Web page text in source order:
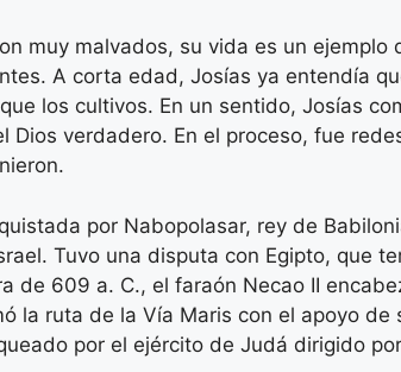
muy malvados, su vida es un
A corta edad, Josías ya entendía
los cultivos. En un sentido, Josías
verdadero. En el proceso, fue
por Nabopolasar, rey de
Tuvo una disputa con Egipto, que
de 609 a. C., el faraón Necao II
la ruta de la Vía Maris con el apoyo
por el ejército de Judá dirigido